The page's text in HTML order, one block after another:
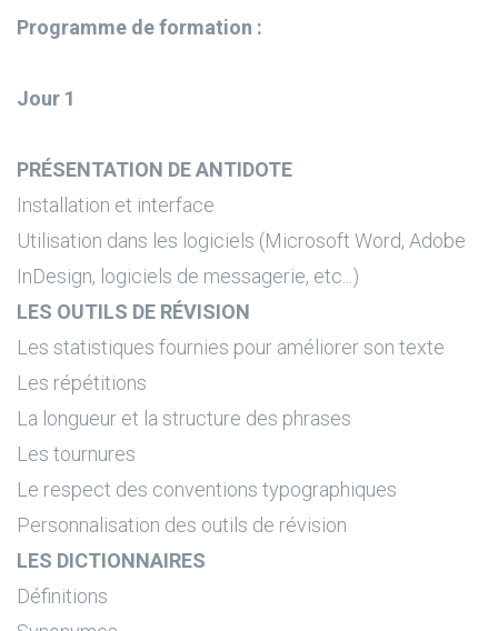
Programme de formation :
Jour 1
PRÉSENTATION DE ANTIDOTE
Installation et interface
Utilisation dans les logiciels (Microsoft Word, Adobe
InDesign, logiciels de messagerie, etc...)
LES OUTILS DE RÉVISION
Les statistiques fournies pour améliorer son texte
Les répétitions
La longueur et la structure des phrases
Les tournures
Le respect des conventions typographiques
Personnalisation des outils de révision
LES DICTIONNAIRES
Définitions